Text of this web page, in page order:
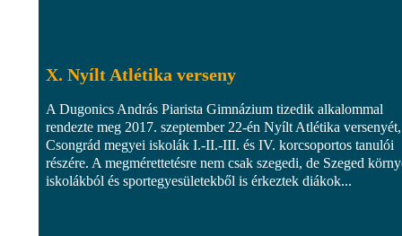
X. Nyílt Atlétika verseny
A Dugonics András Piarista Gimnázium tizedik alkalommal
rendezte meg 2017. szeptember 22-én Nyílt Atlétika
Csongrád megyei iskolák I.-II.-III. és IV. korcsoportos tanulói
részére. A megmérettetésre nem csak szegedi, de Szeged
iskolákból és sportegyesületekből is érkeztek diákok...